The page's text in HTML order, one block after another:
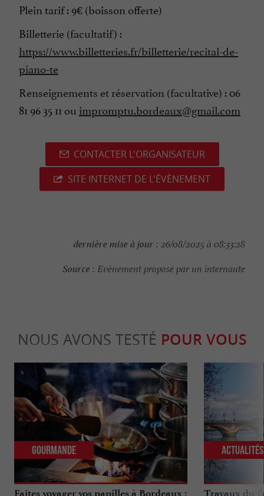
Plein tarif : 9€ (boisson offerte)
Billetterie (facultatif) :
https://www.billetteries.fr/billetterie/recital-de-
piano-te
Renseignements et réservation (facultative) : 06
81 96 35 11 ou impromptu.bordeaux@gmail.com
CONTACTER L'ORGANISATEUR
SITE INTERNET DE L'ÉVÈNEMENT
dernière mise à jour : 26/08/2025 à 08:33:28
Source : Evènement proposé par un internaute
NOUS AVONS TESTÉ POUR VOUS
Faites voyager vos papilles à Bordeaux :
Gourmande
Travaux du
Actualités